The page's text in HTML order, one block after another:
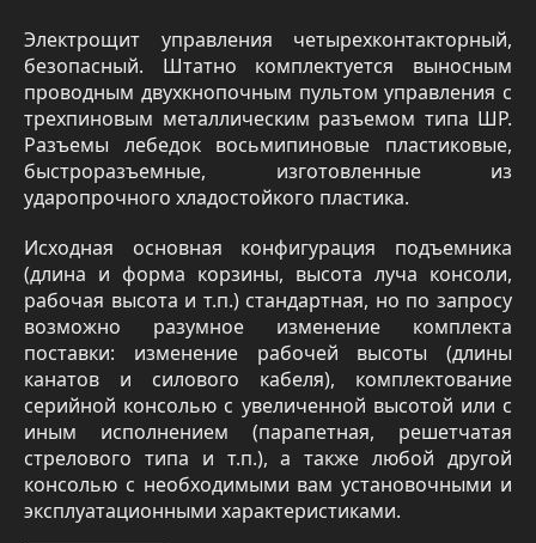
Электрощит управления четырехконтакторный,
безопасный. Штатно комплектуется выносным
проводным двухкнопочным пультом управления с
трехпиновым металлическим разъемом типа ШР.
Разъемы лебедок восьмипиновые пластиковые,
быстроразъемные, изготовленные из
ударопрочного хладостойкого пластика.
Исходная основная конфигурация подъемника
(длина и форма корзины, высота луча консоли,
рабочая высота и т.п.) стандартная, но по запросу
возможно разумное изменение комплекта
поставки: изменение рабочей высоты (длины
канатов и силового кабеля), комплектование
серийной консолью с увеличенной высотой или с
иным исполнением (парапетная, решетчатая
стрелового типа и т.п.), а также любой другой
консолью с необходимыми вам установочными и
эксплуатационными характеристиками.